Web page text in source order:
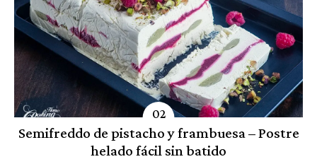
Semifreddo de pistacho y frambuesa – Postre
helado fácil sin batido